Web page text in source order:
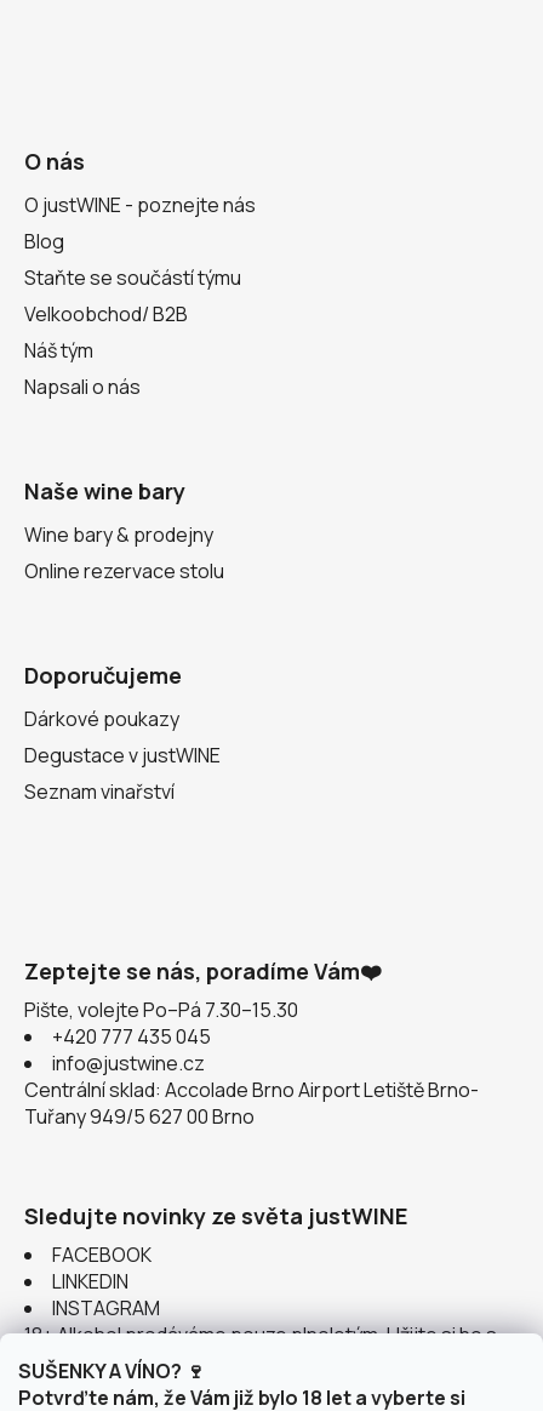
SUŠENKY A VÍNO? 🍷
Potvrďte nám, že Vám již bylo 18 let a vyberte si
O nás
O justWINE - poznejte nás
Blog
Staňte se součástí týmu
Velkoobchod/ B2B
Náš tým
Napsali o nás
Naše wine bary
Wine bary & prodejny
Online rezervace stolu
Doporučujeme
Dárkové poukazy
Degustace v justWINE
Seznam vinařství
Zeptejte se nás, poradíme Vám❤️
Pište, volejte Po–Pá 7.30–15.30
+420 777 435 045
info@justwine.cz
Centrální sklad: Accolade Brno Airport Letiště Brno-
Tuřany 949/5 627 00 Brno
Sledujte novinky ze světa justWINE
FACEBOOK
LINKEDIN
INSTAGRAM
18+ Alkohol prodáváme pouze plnoletým. Užijte si ho s
rozumem.